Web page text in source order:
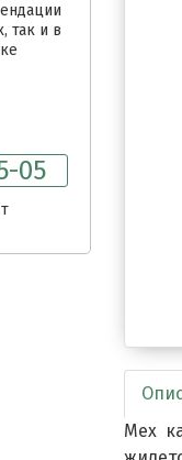
так и в
05
Мех